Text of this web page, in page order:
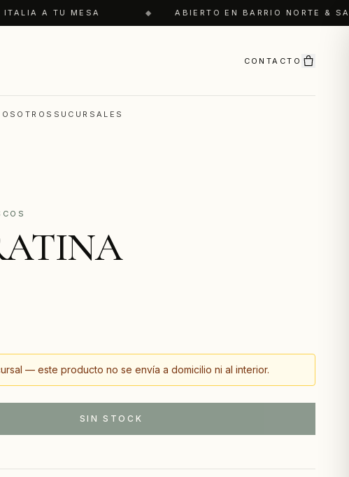
A TU MESA ◆ ABIERTO EN BARRIO NORTE &
CONTACTO
SUCURSALES
— este producto no se envía a domicilio ni al interior.
SIN STOCK